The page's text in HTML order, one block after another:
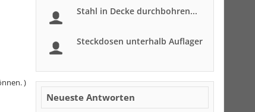
)
Stahl in Decke durchbohren...
Steckdosen unterhalb Auflager
Neueste Antworten